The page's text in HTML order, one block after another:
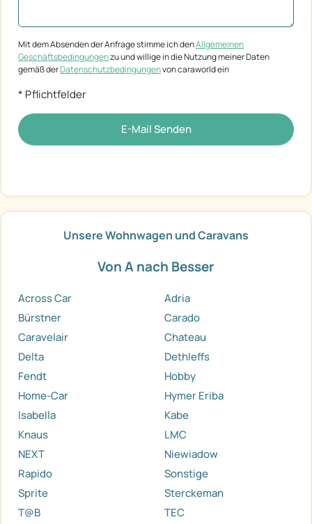
Mit dem Absenden der Anfrage stimme ich denAllgemeinen
Geschäftsbedingungenzu und willige in die Nutzung meiner Daten
gemäß derDatenschutzbedingungenvon caraworld ein
* Pflichtfelder
E-Mail Senden
Unsere Wohnwagen und Caravans
Von A nach Besser
Across Car
Adria
Bürstner
Carado
Caravelair
Chateau
Delta
Dethleffs
Fendt
Hobby
Home-Car
Hymer Eriba
Isabella
Kabe
Knaus
LMC
NEXT
Niewiadow
Rapido
Sonstige
Sprite
Sterckeman
T@B
TEC